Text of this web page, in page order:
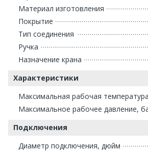
Материал изготовления
Покрытие
Тип соединения
Ручка
Назначение крана
Характеристики
Максимальная рабочая
Максимальное рабочее давление,
Подключения
Диаметр подключения, дюйм